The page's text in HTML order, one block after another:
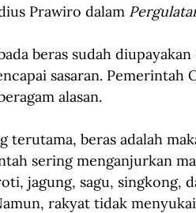
Prawiro dalam
beras sudah
sasaran. Pemerintah
alasan.
terutama, beras adalah
sering menganjurkan
jagung, sagu, singkong,
rakyat tidak